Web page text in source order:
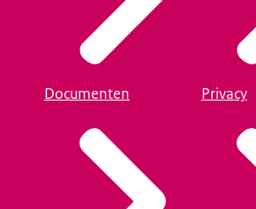
Documenten Privacy